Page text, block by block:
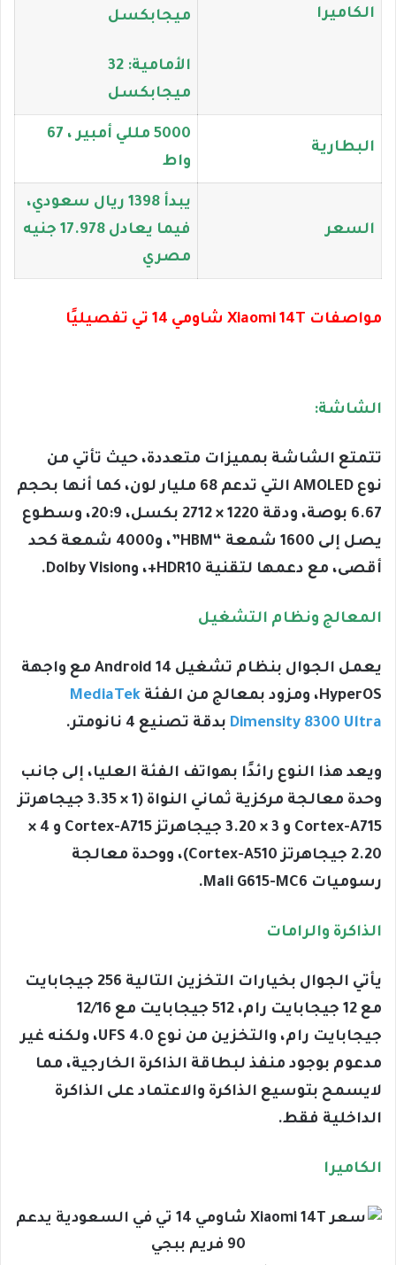
الكاميرا ميجابكسل
الأمامية: 32
ميجابكسل
البطارية
5000 مللي أمبير ، 67
واط
السعر
يبدأ 1398 ريال سعودي،
فيما يعادل 17.978 جنيه
مصري
مواصفات Xiaomi 14T شاومي 14 تي تفصيليًا
الشاشة:
تتمتع الشاشة بمميزات متعددة، حيث تأتي من
نوع AMOLED التي تدعم 68 مليار لون، كما أنها بحجم
6.67 بوصة، ودقة 1220 × 2712 بكسل، 20:9، وسطوع
يصل إلى 1600 شمعة “HBM”، و4000 شمعة كحد
أقصى، مع دعمها لتقنية HDR10+، وDolby Vision.
المعالج ونظام التشغيل
يعمل الجوال بنظام تشغيل Android 14 مع واجهة
HyperOS، ومزود بمعالج من الفئة
MediaTek
Dimensity 8300 Ultra بدقة تصنيع 4 نانومتر.
ويعد هذا النوع رائدًا بهواتف الفئة العليا، إلى جانب
وحدة معالجة مركزية ثماني النواة (1 × 3.35 جيجاهرتز
Cortex-A715 و 3 × 3.20 جيجاهرتز Cortex-A715 و 4 ×
2.20 جيجاهرتز Cortex-A510)، ووحدة معالجة
رسوميات Mali G615-MC6.
الذاكرة والرامات
يأتي الجوال بخيارات التخزين التالية 256 جيجابايت
مع 12 جيجابايت رام، 512 جيجابايت مع 12/16
جيجابايت رام، والتخزين من نوع UFS 4.0، ولكنه غير
مدعوم بوجود منفذ لبطاقة الذاكرة الخارجية، مما
لايسمح بتوسيع الذاكرة والاعتماد على الذاكرة
الداخلية فقط.
الكاميرا